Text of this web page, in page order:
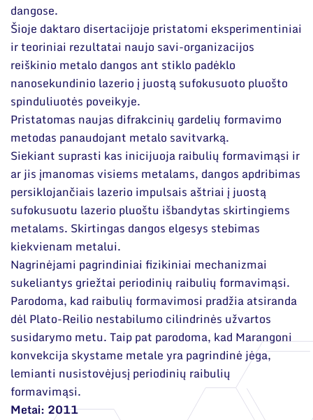
dangose.
Šioje daktaro disertacijoje pristatomi eksperimentiniai
ir teoriniai rezultatai naujo savi-organizacijos
reiškinio metalo dangos ant stiklo padėklo
nanosekundinio lazerio į juostą sufokusuoto pluošto
spinduliuotės poveikyje.
Pristatomas naujas difrakcinių gardelių formavimo
metodas panaudojant metalo savitvarką.
Siekiant suprasti kas inicijuoja raibulių formavimąsi ir
ar jis įmanomas visiems metalams, dangos apdribimas
persiklojančiais lazerio impulsais aštriai į juostą
sufokusuotu lazerio pluoštu išbandytas skirtingiems
metalams. Skirtingas dangos elgesys stebimas
kiekvienam metalui.
Nagrinėjami pagrindiniai fizikiniai mechanizmai
sukeliantys griežtai periodinių raibulių formavimąsi.
Parodoma, kad raibulių formavimosi pradžia atsiranda
dėl Plato-Reilio nestabilumo cilindrinės užvartos
susidarymo metu. Taip pat parodoma, kad Marangoni
konvekcija skystame metale yra pagrindinė jėga,
lemianti nusistovėjusį periodinių raibulių
formavimąsi.
Metai: 2011